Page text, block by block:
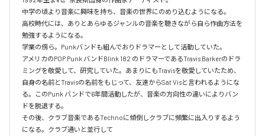
中学の頃より音楽に興味を持ち、音楽の世界にのめり込むようになる。
高校時代には、ありとあらゆるジャンルの音楽を聴きながら自ら作曲方法を
勉強するようになる。
学業の傍ら。Punkバンドも組んでおりドラマーとして活動していた。
アメリカのPOP Punk バンドBlink 182 のドラマーであるTravis Barkerのドラ
ミングを敬愛して、研究していた。あまりにもTravisを敬愛していたため、
自身の名前とTravisの名前をもじって、友達からSat Visと言われるようにな
る。このPunk バンドで6年間活動したが、音楽の方向性の違いによりバン
ドを脱退する。
その後、クラブ音楽であるTechnoに傾倒しクラブに頻繁に出入りするよう
になる。クラブ通いと並行して